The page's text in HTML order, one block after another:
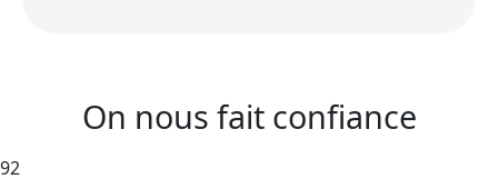
On nous fait confiance
92